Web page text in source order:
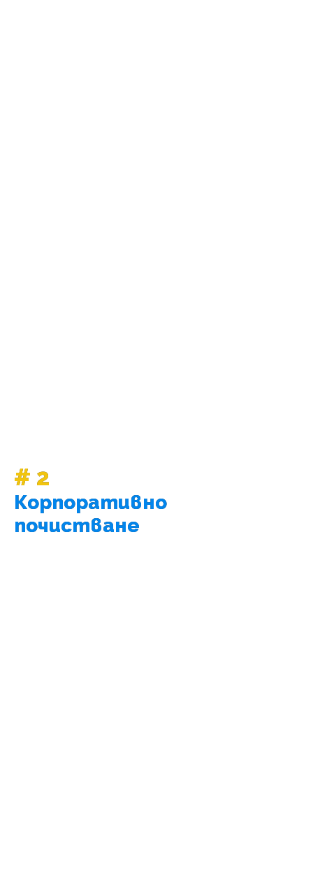
# 2
Корпоративно
почистване